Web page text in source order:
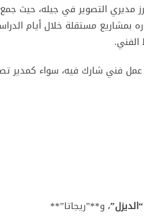
مديري التصوير في جيله، حيث جمع
بمشاريع مستقلة خلال أيام
فني شارك فيه، سواء كمدير
“الديزل”، و**”ريجاتا”**